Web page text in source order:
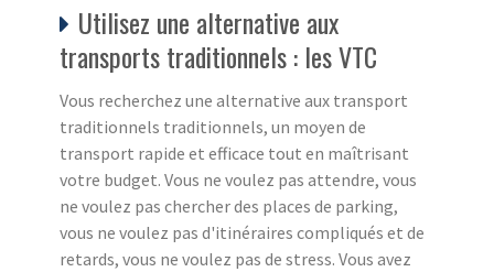
Utilisez une alternative aux
transports traditionnels : les VTC
Vous recherchez une alternative aux transport
traditionnels traditionnels, un moyen de
transport rapide et efficace tout en maîtrisant
votre budget. Vous ne voulez pas attendre, vous
ne voulez pas chercher des places de parking,
vous ne voulez pas d'itinéraires compliqués et de
retards, vous ne voulez pas de stress. Vous avez